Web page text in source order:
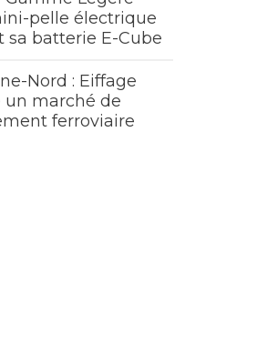
pelle électrique
sa batterie E-Cube
Nord : Eiffage
marché de
ferroviaire